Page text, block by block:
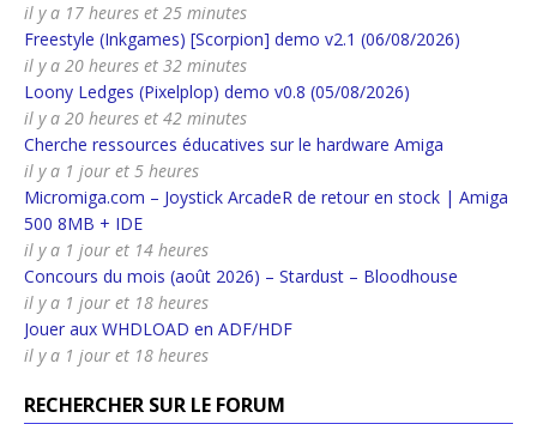
il y a 17 heures et 25 minutes
Freestyle (Inkgames) [Scorpion] demo v2.1 (06/08/2026)
il y a 20 heures et 32 minutes
Loony Ledges (Pixelplop) demo v0.8 (05/08/2026)
il y a 20 heures et 42 minutes
Cherche ressources éducatives sur le hardware Amiga
il y a 1 jour et 5 heures
Micromiga.com – Joystick ArcadeR de retour en stock | Amiga
500 8MB + IDE
il y a 1 jour et 14 heures
Concours du mois (août 2026) – Stardust – Bloodhouse
il y a 1 jour et 18 heures
Jouer aux WHDLOAD en ADF/HDF
il y a 1 jour et 18 heures
RECHERCHER SUR LE FORUM